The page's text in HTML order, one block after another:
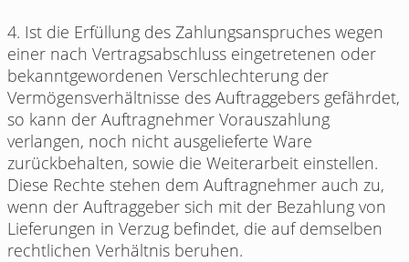
4. Ist die Erfüllung des Zahlungsanspruches wegen
einer nach Vertragsabschluss eingetretenen oder
bekanntgewordenen Verschlechterung der
Vermögensverhältnisse des Auftraggebers gefährdet,
so kann der Auftragnehmer Vorauszahlung
verlangen, noch nicht ausgelieferte Ware
zurückbehalten, sowie die Weiterarbeit einstellen.
Diese Rechte stehen dem Auftragnehmer auch zu,
wenn der Auftraggeber sich mit der Bezahlung von
Lieferungen in Verzug befindet, die auf demselben
rechtlichen Verhältnis beruhen.